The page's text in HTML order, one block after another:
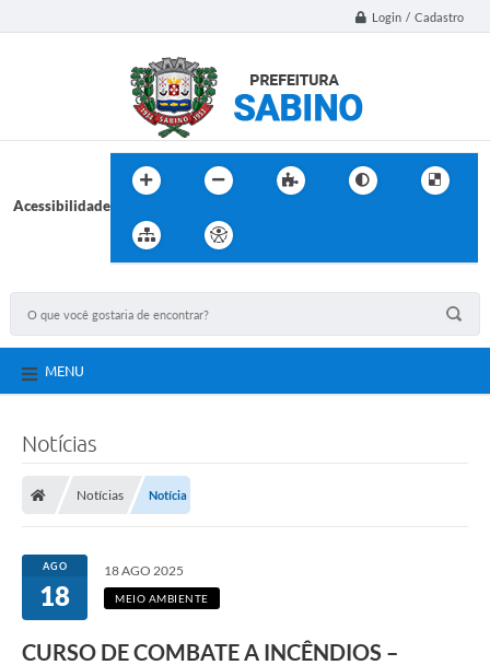
Login / Cadastro
Acessibilidade
MENU
Notícias
Notícias Notícia
AGO
18
18 AGO 2025
MEIO AMBIENTE
CURSO DE COMBATE A INCÊNDIOS –